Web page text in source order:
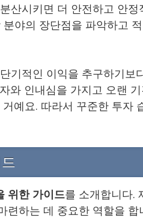
산시키면 더 안전하고 안정
야의 장단점을 파악하고
단기적인 이익을 추구하기보
와 인내심을 가지고 오랜
예요. 따라서 꾸준한 투자
위한 가이드를 소개합니다.
련하는 데 중요한 역할을 합